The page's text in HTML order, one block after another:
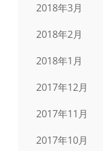
2018年3月
2018年2月
2018年1月
2017年12月
2017年11月
2017年10月